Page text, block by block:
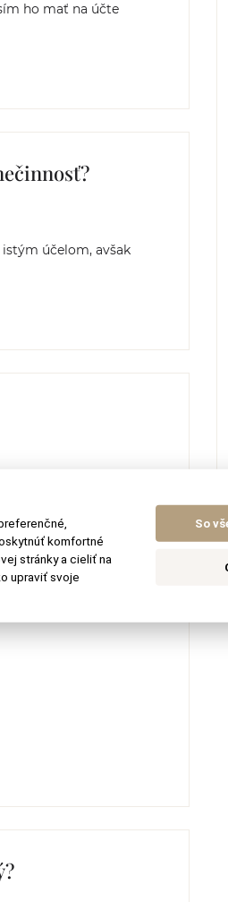
ho mať na účte
účelom, avšak
nejakú správu
komfortné
stránky a cieliť na
upraviť svoje
So